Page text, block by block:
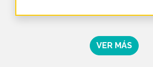
VER MÁS